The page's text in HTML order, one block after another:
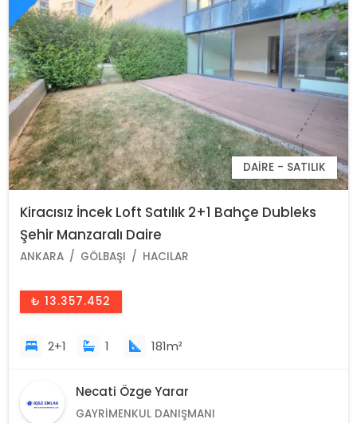
DAIRE - SATILIK
Kiracısız İncek Loft Satılık 2+1 Bahçe Dubleks
Şehir Manzaralı Daire
ANKARA GÖLBAŞI HACILAR
₺ 13.357.452
2+1 1 181m²
Necati Özge Yarar
GAYRIMENKUL DANIŞMANI